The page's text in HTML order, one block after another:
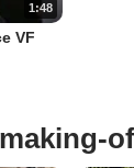
1:48
VF